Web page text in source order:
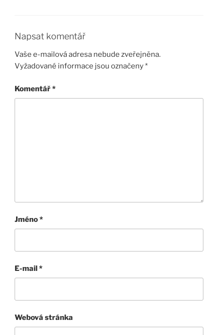
Napsat komentář
Vaše e-mailová adresa nebude zveřejněna.
Vyžadované informace jsou označeny*
Komentář*
Jméno*
E-mail*
Webová stránka